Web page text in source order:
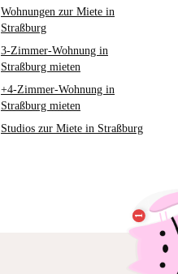
Wohnungen zur Miete in
Straßburg
3-Zimmer-Wohnung in
Straßburg mieten
+4-Zimmer-Wohnung in
Straßburg mieten
Studios zur Miete in Straßburg